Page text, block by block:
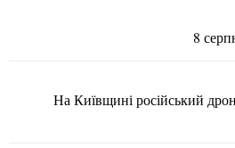
8
На Київщині російський